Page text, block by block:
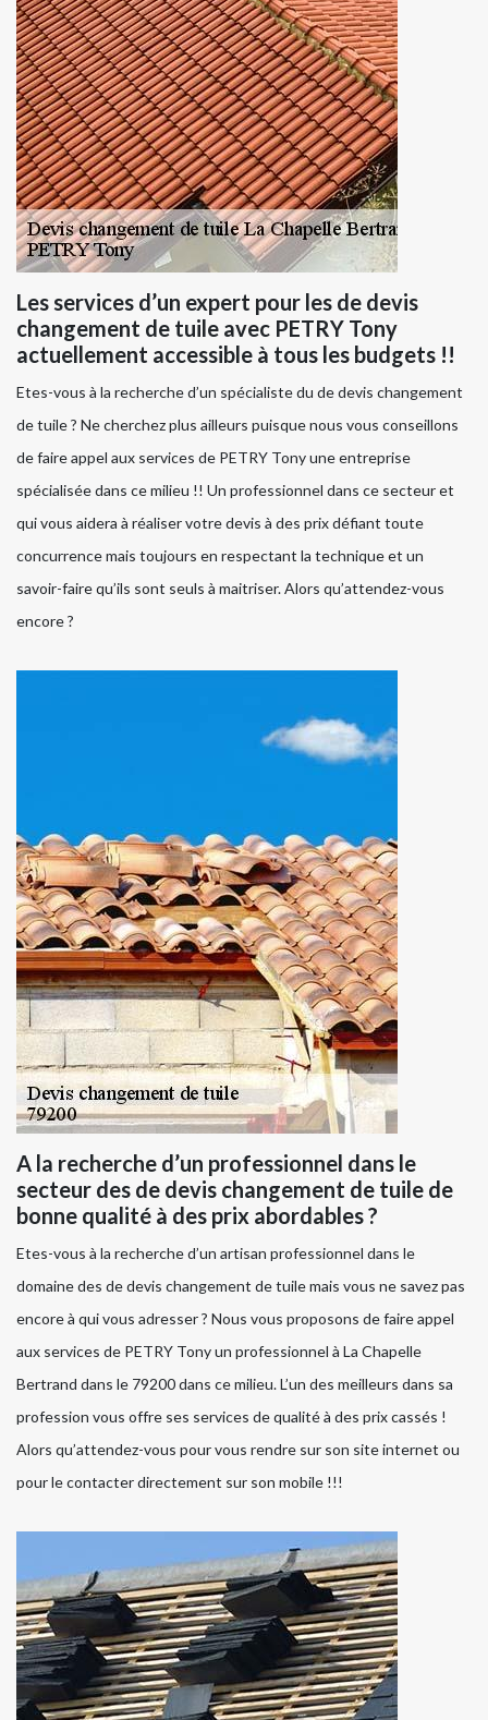
Les services d’un expert pour les de devis
changement de tuile avec PETRY Tony
actuellement accessible à tous les budgets !!
Etes-vous à la recherche d’un spécialiste du de devis changement
de tuile ? Ne cherchez plus ailleurs puisque nous vous conseillons
de faire appel aux services de PETRY Tony une entreprise
spécialisée dans ce milieu !! Un professionnel dans ce secteur et
qui vous aidera à réaliser votre devis à des prix défiant toute
concurrence mais toujours en respectant la technique et un
savoir-faire qu’ils sont seuls à maitriser. Alors qu’attendez-vous
encore ?
A la recherche d’un professionnel dans le
secteur des de devis changement de tuile de
bonne qualité à des prix abordables ?
Etes-vous à la recherche d’un artisan professionnel dans le
domaine des de devis changement de tuile mais vous ne savez pas
encore à qui vous adresser ? Nous vous proposons de faire appel
aux services de PETRY Tony un professionnel à La Chapelle
Bertrand dans le 79200 dans ce milieu. L’un des meilleurs dans sa
profession vous offre ses services de qualité à des prix cassés !
Alors qu’attendez-vous pour vous rendre sur son site internet ou
pour le contacter directement sur son mobile !!!